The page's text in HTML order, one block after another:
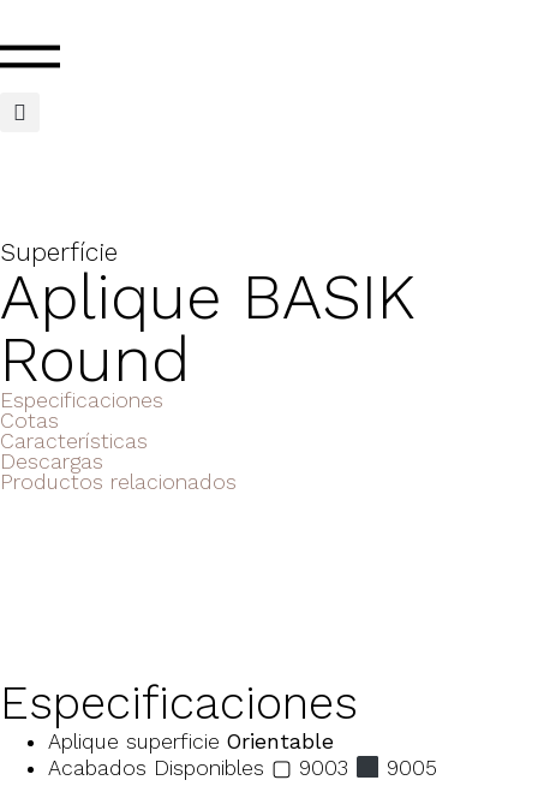
Superfície
Aplique BASIK
Round
Especificaciones
Cotas
Características
Descargas
Productos relacionados
Especificaciones
Aplique superficie Orientable
Acabados Disponibles ▢ 9003
9005